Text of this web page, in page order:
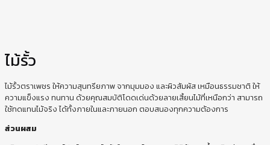
ไม้รั้ว
ไม้รั้วตราเพชร ให้ความสุนทรียภาพ จากมุมมอง และผิวสัมผัส เหมือนธรรมชาติ ให้
ความแข็งแรง ทนทาน ด้วยคุณสมบัติโดดเด่นด้วยลายเสี้ยนไม้ที่เหนือกว่า สามารถ
ใช้ทดแทนไม้จริง ได้ทั้งภายในและภายนอก ตอบสนองทุกความต้องการ
ส่วนผสม